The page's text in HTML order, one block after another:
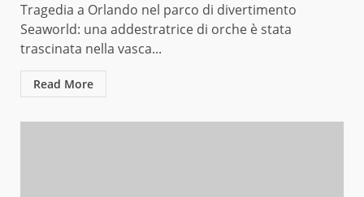
Tragedia a Orlando nel parco di divertimento
Seaworld: una addestratrice di orche è stata
trascinata nella vasca...
Read More